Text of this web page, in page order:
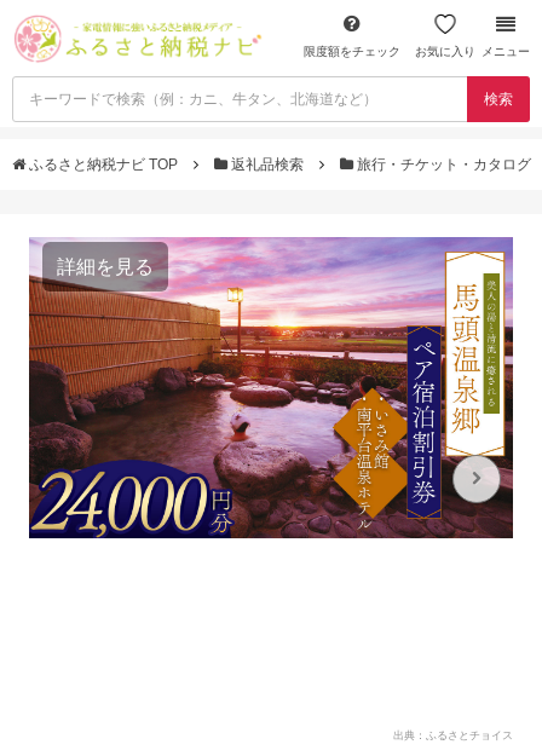
限度額をチェック お気に入り メニュー
検索
ふるさと納税ナビ TOP 返礼品検索 旅行・チケット・カタログ
詳細を見る
出典：ふるさとチョイス